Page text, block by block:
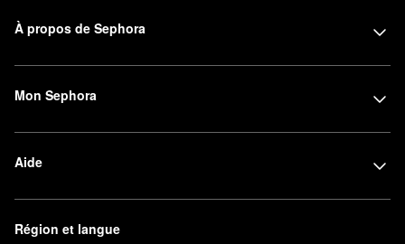
À propos de Sephora
Mon Sephora
Aide
Région et langue